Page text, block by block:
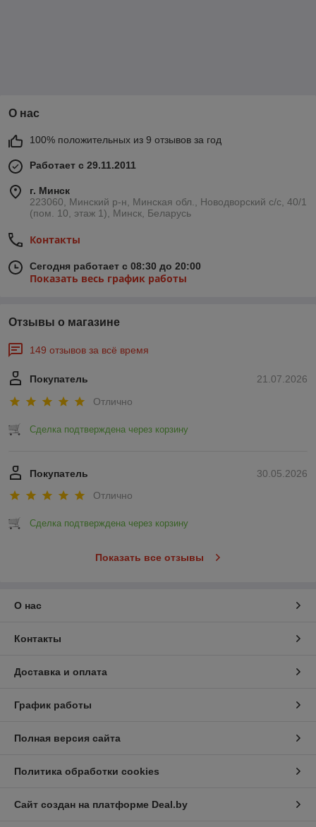
О нас
100% положительных из 9 отзывов за год
Работает с 29.11.2011
г. Минск
223060, Минский р-н, Минская обл., Новодворский с/с, 40/1
(пом. 10, этаж 1), Минск, Беларусь
Контакты
Сегодня работает с 08:30 до 20:00
Показать весь график работы
Отзывы о магазине
149 отзывов за всё время
21.07.2026
Покупатель
Отлично
Сделка подтверждена через корзину
30.05.2026
Покупатель
Отлично
Сделка подтверждена через корзину
Показать все отзывы
О нас
Контакты
Доставка и оплата
График работы
Полная версия сайта
Политика обработки cookies
Сайт создан на платформе Deal.by